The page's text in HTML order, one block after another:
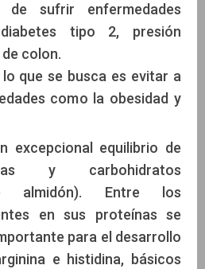
sufrir enfermedades
diabetes tipo 2, presión
colon.
que se busca es evitar a
como la obesidad y
excepcional equilibrio de
y carbohidratos
almidón). Entre los
en sus proteínas se
para el desarrollo
e histidina, básicos